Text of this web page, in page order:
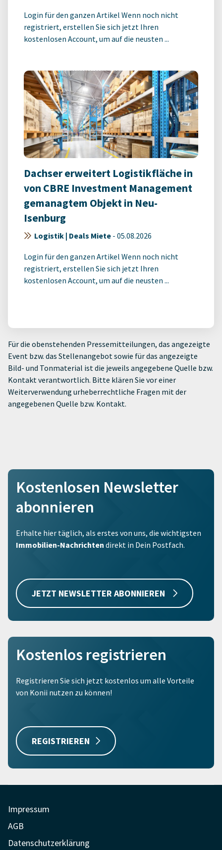
Login für den ganzen Artikel Wenn noch nicht
registriert, erstellen Sie sich jetzt Ihren
kostenlosen Account, um auf die neusten ...
Dachser erweitert Logistikfläche in
von CBRE Investment Management
gemanagtem Objekt in Neu-
Isenburg
Logistik | Deals Miete - 05.08.2026
Login für den ganzen Artikel Wenn noch nicht
registriert, erstellen Sie sich jetzt Ihren
kostenlosen Account, um auf die neusten ...
Für die obenstehenden Pressemitteilungen, das angezeigte
Event bzw. das Stellenangebot sowie für das angezeigte
Bild- und Tonmaterial ist die jeweils angegebene Quelle bzw.
Kontakt verantwortlich. Bitte klären Sie vor einer
Weiterverwendung urheberrechtliche Fragen mit der
angegebenen Quelle bzw. Kontakt.
Kostenlosen Newsletter
abonnieren
Erhalte hier täglich, als erstes von uns, die wichtigsten
Immobilien-Nachrichten direkt in Dein Postfach.
JETZT NEWSLETTER ABONNIEREN
Kostenlos registrieren
Registrieren Sie sich jetzt kostenlos um alle Vorteile
von Konii nutzen zu können!
REGISTRIEREN
Impressum
AGB
Datenschutzerklärung